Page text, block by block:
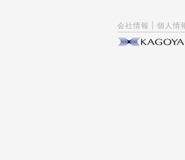
会社情報 個人情